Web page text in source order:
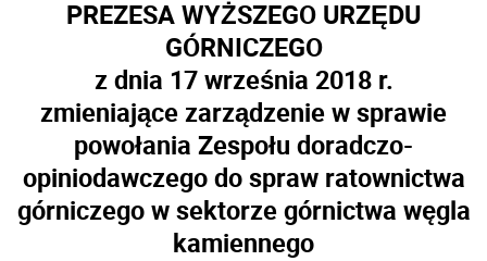
PREZESA WYŻSZEGO URZĘDU
GÓRNICZEGO
z dnia 17 września 2018 r.
zmieniające zarządzenie w sprawie
powołania Zespołu doradczo-
opiniodawczego do spraw ratownictwa
górniczego w sektorze górnictwa węgla
kamiennego